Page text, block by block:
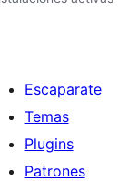
Escaparate
Temas
Plugins
Patrones